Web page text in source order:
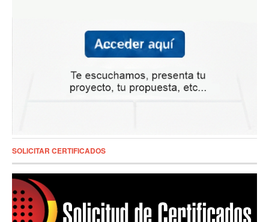
SOLICITAR CERTIFICADOS